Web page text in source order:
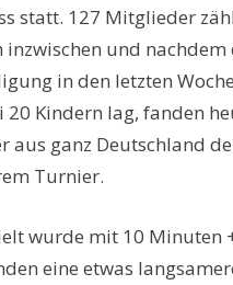
statt. 127 Mitglieder
inzwischen und nachdem
in den letzten
20 Kindern lag, fanden
aus ganz Deutschland
Turnier.
wurde mit 10 Minuten
eine etwas